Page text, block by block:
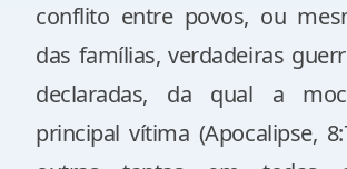
conflito entre povos, ou
das famílias, verdadeiras
declaradas, da qual a
principal vítima (Apocalipse,